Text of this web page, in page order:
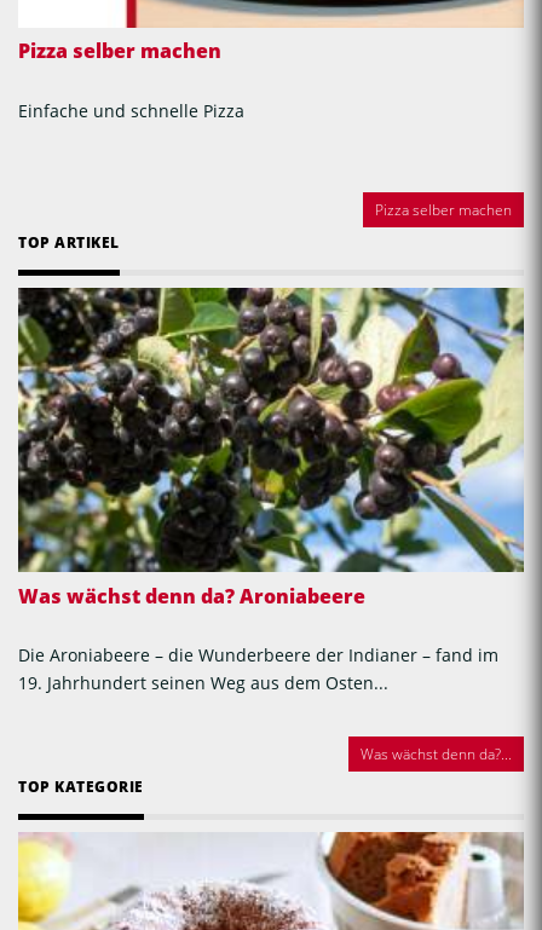
Pizza selber machen
Einfache und schnelle Pizza
Pizza selber machen
TOP ARTIKEL
Was wächst denn da? Aroniabeere
Die Aroniabeere – die Wunderbeere der Indianer – fand im
19. Jahrhundert seinen Weg aus dem Osten...
Was wächst denn da?...
TOP KATEGORIE